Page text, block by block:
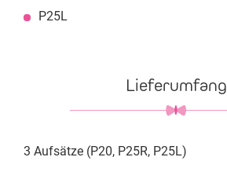
P25L
Lieferumfang
3 Aufsätze (P20, P25R, P25L)